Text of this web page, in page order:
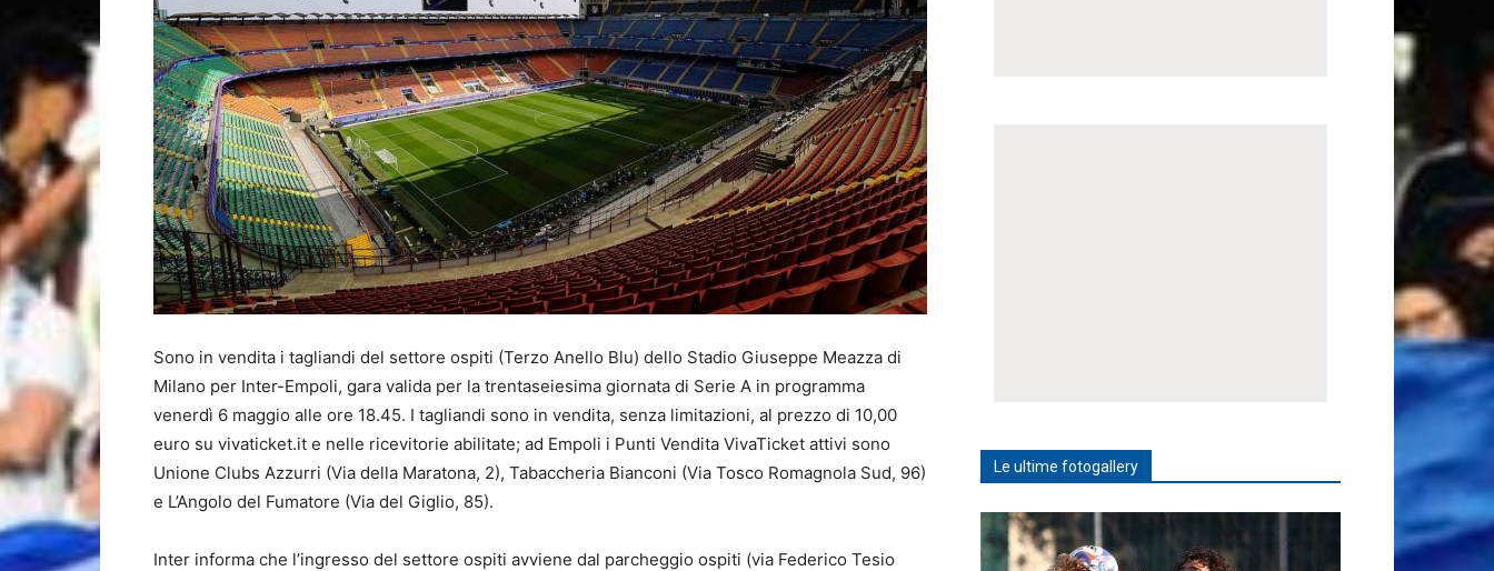
Sono in vendita i tagliandi del settore ospiti (Terzo Anello Blu) dello Stadio Giuseppe Meazza di
Milano per Inter-Empoli, gara valida per la trentaseiesima giornata di Serie A in programma
venerdì 6 maggio alle ore 18.45. I tagliandi sono in vendita, senza limitazioni, al prezzo di 10,00
euro su vivaticket.it e nelle ricevitorie abilitate; ad Empoli i Punti Vendita VivaTicket attivi sono
Unione Clubs Azzurri (Via della Maratona, 2), Tabaccheria Bianconi (Via Tosco Romagnola Sud, 96)
e L’Angolo del Fumatore (Via del Giglio, 85).
Inter informa che l’ingresso del settore ospiti avviene dal parcheggio ospiti (via Federico Tesio
Le ultime fotogallery